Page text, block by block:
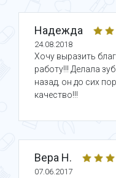
Надежда
24.08.2018
Хочу выразить
работу!!! Делала
назад, он до сих
качество!!!
Вера Н.
07.06.2017